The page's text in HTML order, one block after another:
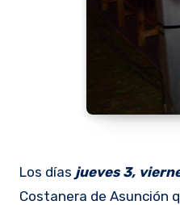
Los días jueves 3,
Costanera de Asunción